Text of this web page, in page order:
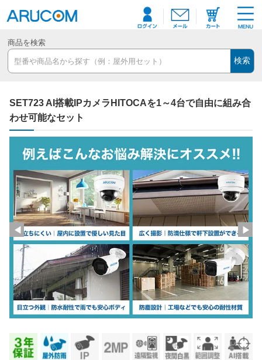
商品を検索
検索
SET723 AI搭載IPカメラHITOCAを1～4台で自由に組み合
わせ可能なセット
◀ ▶